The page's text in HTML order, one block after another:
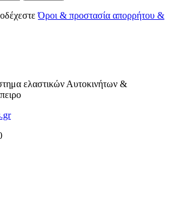
Όροι & προστασία απορρήτου &
ελαστικών Αυτοκινήτων &